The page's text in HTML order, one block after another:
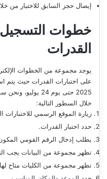
إيصال حجز السابق للاختبار من
خطوات
القدرات
يوجد مجموعة من الخطوات
2025 حتى يوم 24
خلال السطور التالية:
زيارة الموقع الرسمي للاختبارات
حدد اختبار القدرات.
يطلب إدخال الرقم القومي المكون من
تظهر مجموعة من البيانات يجب
تظهر مجموعة من الكليات متاح لها